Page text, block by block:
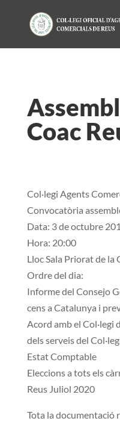
Coac
Col·legi Agents
Convocatòria
Data: 3 de octubre
Hora: 20:00
Lloc Sala Priorat de la
Ordre del dia:
Informe del Consejo
cens a Catalunya i
Acord amb el Col·legi
dels serveis del
Estat Comptable
Eleccions a tots els
Reus Juliol 2020
Tota la documentació